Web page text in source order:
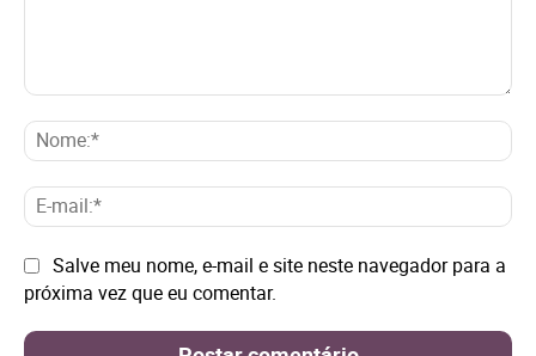
E-
Site: Salve meu nome, e-mail e site neste navegador para a
próxima vez que eu comentar.